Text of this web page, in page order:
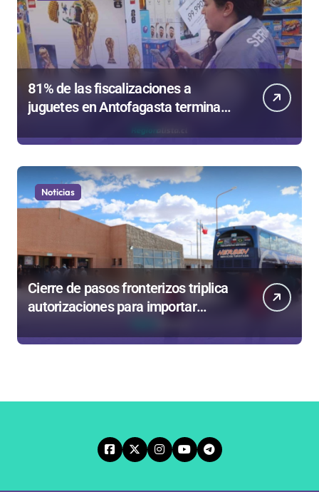
81% de las fiscalizaciones a
juguetes en Antofagasta termina
en sumarios sanitarios
Noticias
Cierre de pasos fronterizos triplica
autorizaciones para importar